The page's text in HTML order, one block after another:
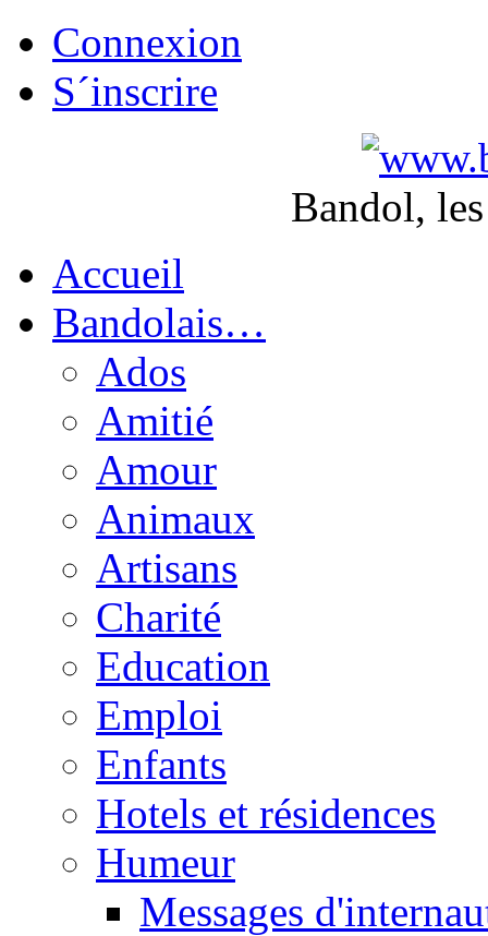
Connexion
S´inscrire
Bandol,
Accueil
Bandolais…
Ados
Amitié
Amour
Animaux
Artisans
Charité
Education
Emploi
Enfants
Hotels et résidences
Humeur
Messages